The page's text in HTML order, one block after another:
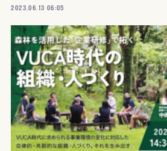
2023.06.13 06:05